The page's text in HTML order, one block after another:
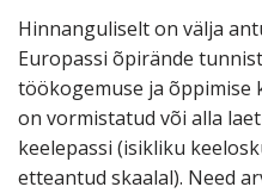
Hinnanguliselt on välja
Europassi õpirände
töökogemuse ja õppimise
on vormistatud või alla
keelepassi (isikliku
etteantud skaalal). Need